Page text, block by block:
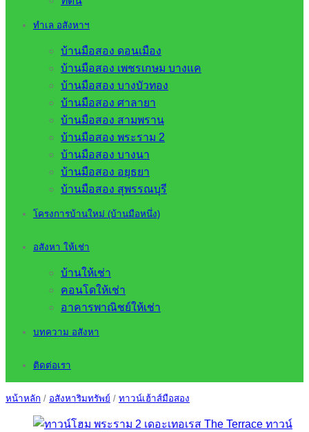
ทำเล อสังหาฯ
บ้านมือสอง ดอนเมือง
บ้านมือสอง เพชรเกษม บางแค
บ้านมือสอง บางบัวทอง
บ้านมือสอง ศาลายา
บ้านมือสอง สามพราน
บ้านมือสอง พระราม 2
บ้านมือสอง บางนา
บ้านมือสอง อยุธยา
บ้านมือสอง สุพรรณบุรี
โครงการบ้านใหม่ (บ้านมือหนึ่ง)
อสังหา ให้เช่า
บ้านให้เช่า
คอนโดให้เช่า
อาคารพาณิชย์ให้เช่า
บทความ อสังหา
ติดต่อเรา
หน้าหลัก / อสังหาริมทรัพย์ / ทาวน์เฮ้าส์มือสอง